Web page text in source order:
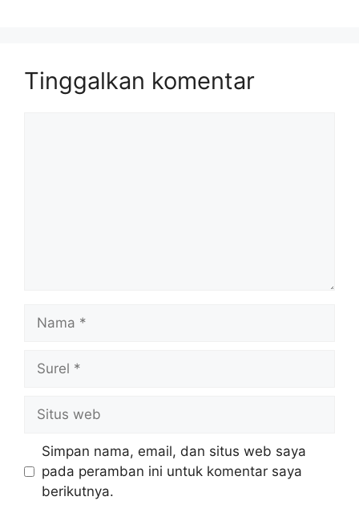
Tinggalkan komentar
web
Simpan nama, email, dan situs web saya
pada peramban ini untuk komentar saya
berikutnya.